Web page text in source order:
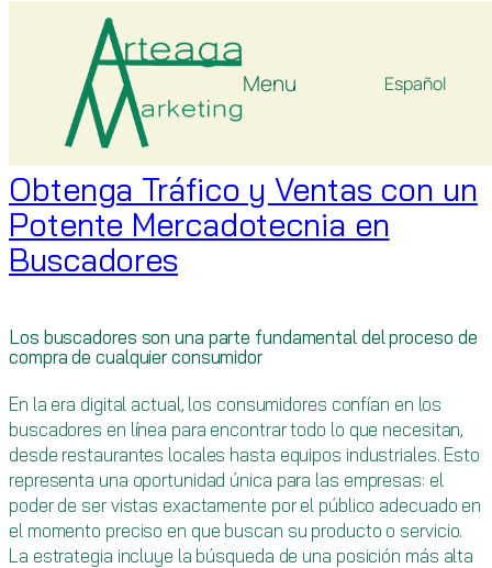
content
Menu
Tag:publicidad en línea
Obtenga Tráfico y Ventas con un
Potente Mercadotecnia en
Buscadores
Los buscadores son una parte fundamental del proceso de
compra de cualquier consumidor
En la era digital actual, los consumidores confían en los
buscadores en línea para encontrar todo lo que necesitan,
desde restaurantes locales hasta equipos industriales. Esto
representa una oportunidad única para las empresas: el
poder de ser vistas exactamente por el público adecuado en
el momento preciso en que buscan su producto o servicio.
La estrategia incluye la búsqueda de una posición más alta